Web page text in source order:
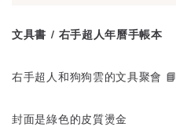
文具書 / 右手超人年曆手帳本
右手超人和狗狗雲的文具聚會
封面是綠色的皮質燙金